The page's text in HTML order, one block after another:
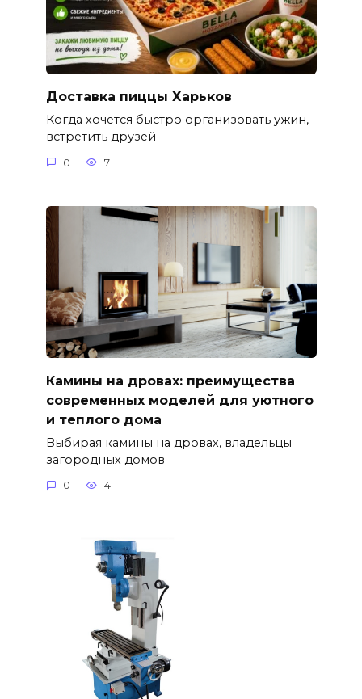
Доставка пиццы Харьков
Когда хочется быстро организовать ужин,
встретить друзей
0 7
Камины на дровах: преимущества
современных моделей для уютного
и теплого дома
Выбирая камины на дровах, владельцы
загородных домов
0 4